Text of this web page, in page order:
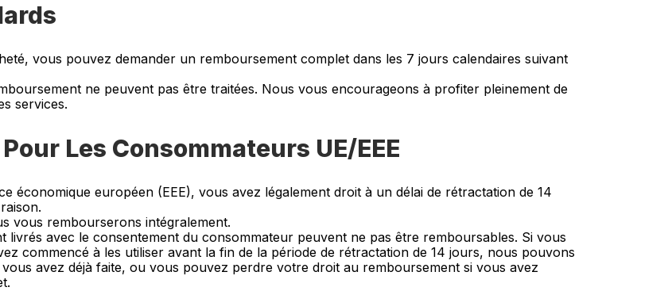
vous pouvez demander un remboursement complet dans les 7 jours calendaires suivant
ne peuvent pas être traitées. Nous vous encourageons à profiter pleinement de
services.
Les Consommateurs UE/EEE
économique européen (EEE), vous avez légalement droit à un délai de rétractation de 14
vous rembourserons intégralement.
livrés avec le consentement du consommateur peuvent ne pas être remboursables. Si vous
commencé à les utiliser avant la fin de la période de rétractation de 14 jours, nous pouvons
avez déjà faite, ou vous pouvez perdre votre droit au remboursement si vous avez